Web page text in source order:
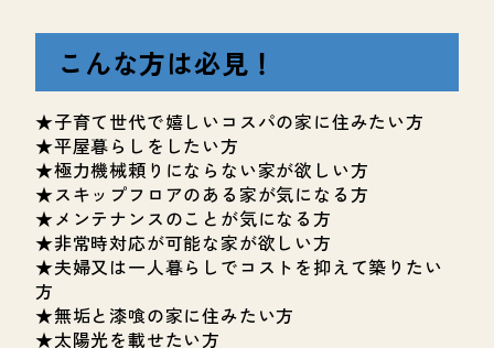
こんな方は必見！
★子育て世代で嬉しいコスパの家に住みたい方
★平屋暮らしをしたい方
★極力機械頼りにならない家が欲しい方
★スキップフロアのある家が気になる方
★メンテナンスのことが気になる方
★非常時対応が可能な家が欲しい方
★夫婦又は一人暮らしでコストを抑えて築りたい
方
★無垢と漆喰の家に住みたい方
★太陽光を載せたい方